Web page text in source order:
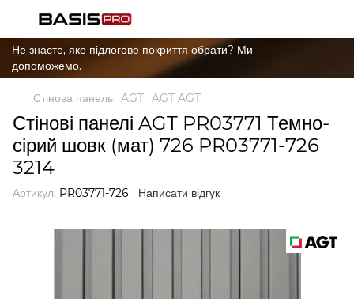
Не знаєте, яке підлогове покриття обрати? Ми
допоможемо.
Стінова панель AGT AGT AGT
Стінові панелі AGT PR03771 Темно-
сірий шовк (мат) 726 PR03771-726
3214
Артикул: PR03771-726 Написати відгук